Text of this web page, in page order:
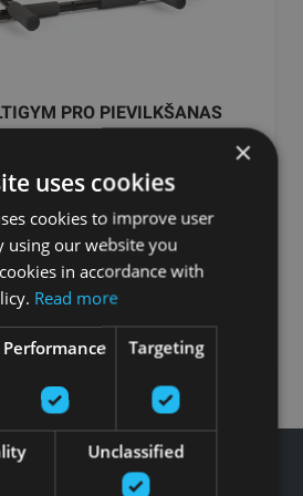
PRO PIEVILKŠANAS
Pasūtīt
×
uses cookies
cookies to improve user
using our website you
in accordance with
Read more
Performance Targeting
Unclassified